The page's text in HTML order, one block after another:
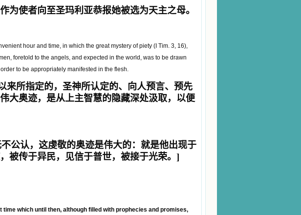
为使者向至圣玛利亚恭报她被选为天主之母。
hour and time, in which the great mystery of piety (I Tim. 3, 16),
foretold to the angels, and expected in the world, was to be drawn
to be appropriately manifested in the flesh.
来所指定的，圣神所认定的、向人预言、预先
大奥迹，是从上主智慧的隐藏深处汲取，以便
不公认，这虔敬的奥迹是伟大的：就是他出现于
被传于异民，见信于普世，被接于光荣。 ]
time which until then, although filled with prophecies and promises,